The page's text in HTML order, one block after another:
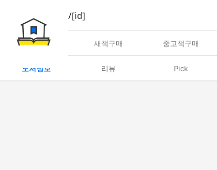
book/rent/[id]
대여 새책구매 중고책구매
도서정보 리뷰 Pick